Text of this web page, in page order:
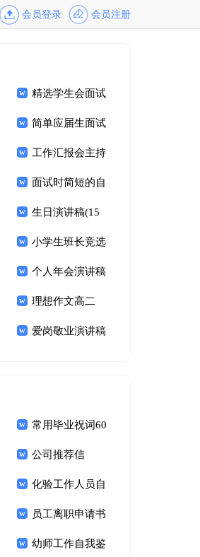
会员登录 会员注册
精选学生会面试
自我介绍模板集合5
篇
简单应届生面试
自我介绍
工作汇报会主持
词 面试时简短的自
我介绍6篇
生日演讲稿(15
篇) 小学生班长竞选
演讲稿个人年会演讲稿
理想作文高二
爱岗敬业演讲稿
常用毕业祝词60
句 公司推荐信
化验工作人员自
我鉴定员工离职申请书
幼师工作自我鉴